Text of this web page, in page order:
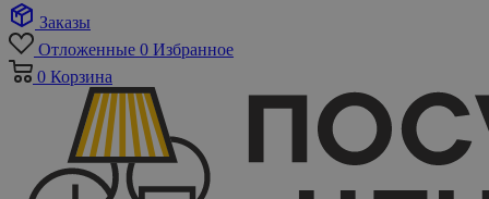
Заказы
Отложенные 0 Избранное
0 Корзина